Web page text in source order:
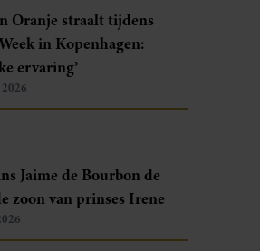
Oranje straalt tijdens
in Kopenhagen:
ervaring’
2026
Jaime de Bourbon de
zoon van prinses Irene